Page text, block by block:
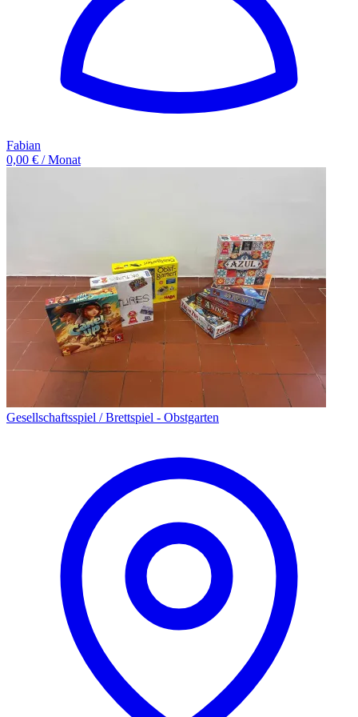
Fabian
0,00 € / Monat
Gesellschaftsspiel / Brettspiel - Obstgarten